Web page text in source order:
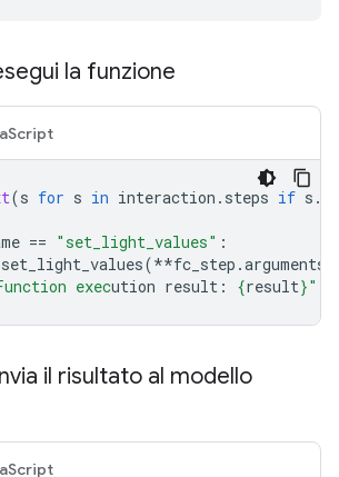
la funzione
(s for s in interaction . steps if s .
== "set_light_values" :
set_light_values(**fc_step .arguments
execution result: {result}"
il risultato al modello